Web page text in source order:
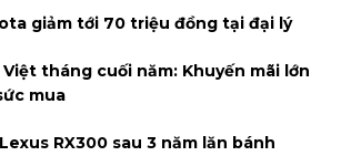
giảm tới 70 triệu đồng tại đại lý
tháng cuối năm: Khuyến mãi lớn
mua
RX300 sau 3 năm lăn bánh